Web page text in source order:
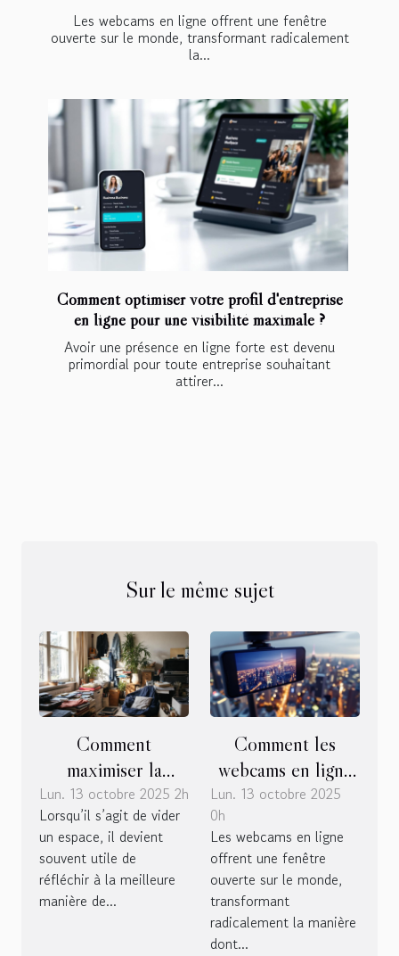
Les webcams en ligne offrent une fenêtre
ouverte sur le monde, transformant radicalement
la...
Comment optimiser votre profil d'entreprise
en ligne pour une visibilité maximale ?
Avoir une présence en ligne forte est devenu
primordial pour toute entreprise souhaitant
attirer...
Sur le même sujet
Comment
maximiser la
valorisation
d'objets lors d'un
débarras ?
Lun. 13 octobre 2025 2h
Lorsqu’il s’agit de vider
un espace, il devient
souvent utile de
réfléchir à la meilleure
manière de...
Comment les
webcams en ligne
transforment-elles
monde ?
Lun. 13 octobre 2025
0h
Les webcams en ligne
offrent une fenêtre
ouverte sur le monde,
transformant
radicalement la manière
dont...